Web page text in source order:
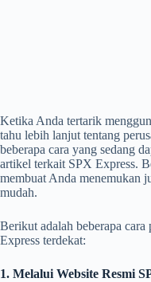
Ketika Anda tertarik
tahu lebih lanjut tentang
beberapa cara yang sedang
artikel terkait SPX Express.
membuat Anda menemukan
mudah.
Berikut adalah beberapa
Express terdekat:
1. Melalui Website Resmi